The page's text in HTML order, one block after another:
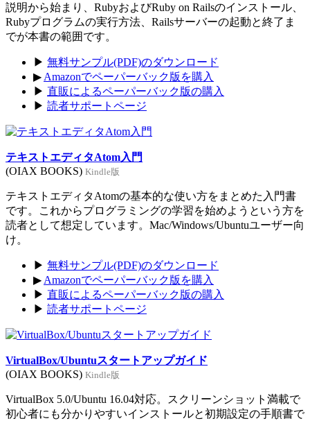
説明から始まり、RubyおよびRuby on Railsのインストール、
Rubyプログラムの実行方法、Railsサーバーの起動と終了ま
でが本書の範囲です。
▶ 無料サンプル(PDF)のダウンロード
▶ Amazonでペーパーバック版を購入
▶ 直販によるペーパーバック版の購入
▶ 読者サポートページ
テキストエディタAtom入門
(OIAX BOOKS) Kindle版
テキストエディタAtomの基本的な使い方をまとめた入門書
です。これからプログラミングの学習を始めようという方を
読者として想定しています。Mac/Windows/Ubuntuユーザー向
け。
▶ 無料サンプル(PDF)のダウンロード
▶ Amazonでペーパーバック版を購入
▶ 直販によるペーパーバック版の購入
▶ 読者サポートページ
VirtualBox/Ubuntuスタートアップガイド
(OIAX BOOKS) Kindle版
VirtualBox 5.0/Ubuntu 16.04対応。スクリーンショット満載で
初心者にも分かりやすいインストールと初期設定の手順書で